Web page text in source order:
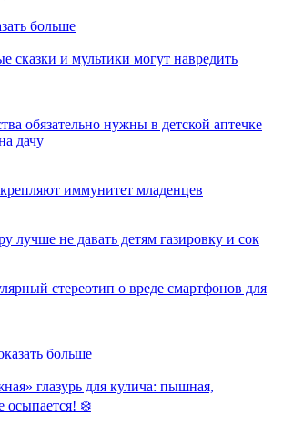
больше
сказки и мультики могут навредить
обязательно нужны в детской аптечке
дачу
иммунитет младенцев
лучше не давать детям газировку и сок
стереотип о вреде смартфонов для
больше
глазурь для кулича: пышная,
осыпается! ❄️